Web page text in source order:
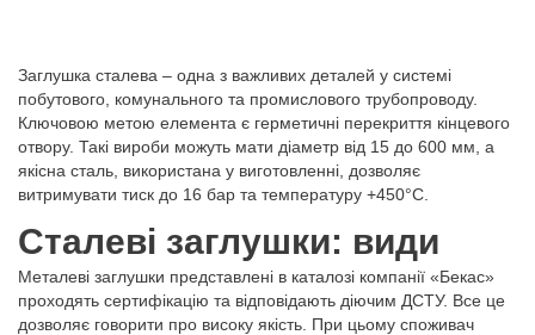
Заглушка сталева – одна з важливих деталей у системі
побутового, комунального та промислового трубопроводу.
Ключовою метою елемента є герметичні перекриття кінцевого
отвору. Такі вироби можуть мати діаметр від 15 до 600 мм, а
якісна сталь, використана у виготовленні, дозволяє
витримувати тиск до 16 бар та температуру +450°C.
Сталеві заглушки: види
Металеві заглушки представлені в каталозі компанії «Бекас»
проходять сертифікацію та відповідають діючим ДСТУ. Все це
дозволяє говорити про високу якість. При цьому споживач